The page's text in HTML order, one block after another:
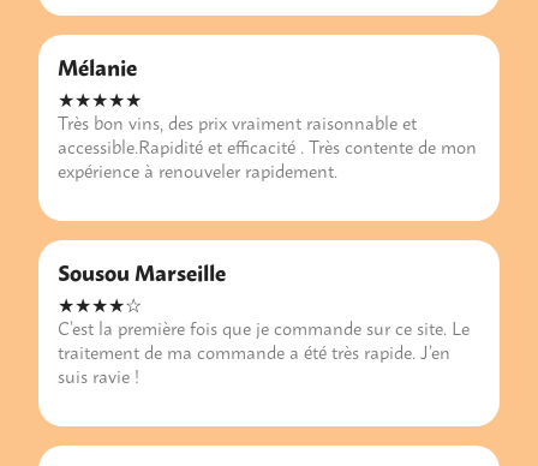
Mélanie
★★★★★
Très bon vins, des prix vraiment raisonnable et
accessible.Rapidité et efficacité . Très contente de mon
expérience à renouveler rapidement.
Sousou Marseille
★★★★☆
C’est la première fois que je commande sur ce site. Le
traitement de ma commande a été très rapide. J’en
suis ravie !